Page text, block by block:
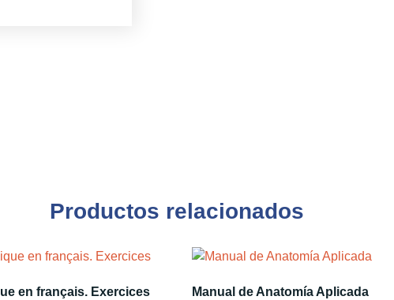
Productos relacionados
en français. Exercices Manual de Anatomía Aplicada